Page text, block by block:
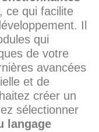
, ce qui facilite
Il
qui
de votre
avancées
et de
créer un
sélectionner
langage